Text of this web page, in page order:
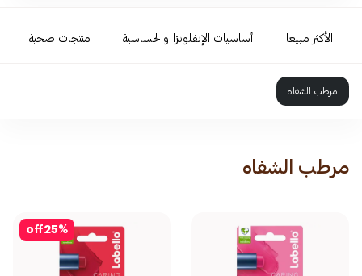
الأكثر مبيعا أساسيات الإنفلونزا والحساسية منتجات صحية
مرطب الشفاه
مرطب الشفاه
25%
off